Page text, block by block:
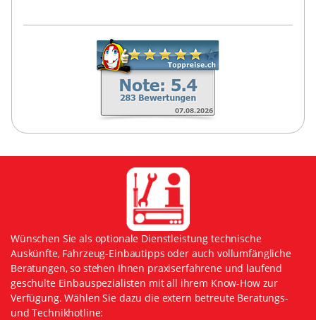
Wünschen Sie als optionale Dienstleistung technische
Auskünfte, Fahrzeug-Einbautipps oder auch vollumfängliche
Beratungen, so stehen Ihnen praxiserfahrene und laufend
geschulte Einbauspezialisten mit all ihrem Know-How zur
Verfügung. Wählen Sie dazu die extern betreute Beratungs-
und Technikhotline: